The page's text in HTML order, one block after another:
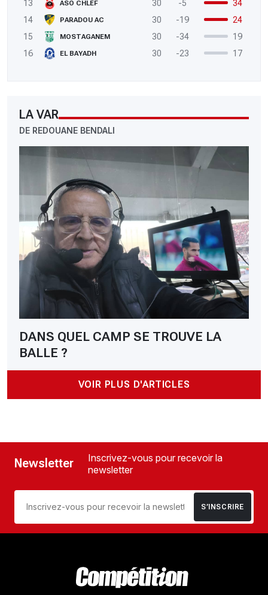
13
ASO CHLEF 30 -5
34
14
PARADOU AC 30 -19
24
15
MOSTAGANEM 30 -34
19
16
EL BAYADH 30 -23 17
LA VAR
DE REDOUANE BENDALI
DANS QUEL CAMP SE TROUVE LA
BALLE ?
VOIR PLUS D'ARTICLES
Newsletter
Inscrivez-vous pour recevoir la
newsletter
S’INSCRIRE